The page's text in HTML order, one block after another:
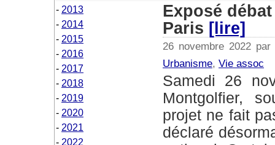
2013
2014
2015
2016
2017
2018
2019
2020
2021
2022
Exposé
Paris [lire]
26 novembre 2022
Urbanisme, Vie assoc
Samedi 26 novembre de 14h à 16h 15 Salle
Montgolfier,
projet ne fait
déclaré